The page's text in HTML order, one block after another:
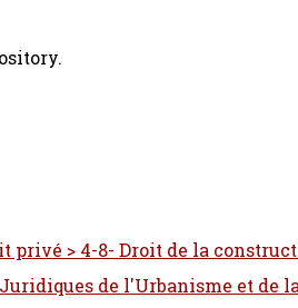
privé > 4-8- Droit de la
de l'Urbanisme et de